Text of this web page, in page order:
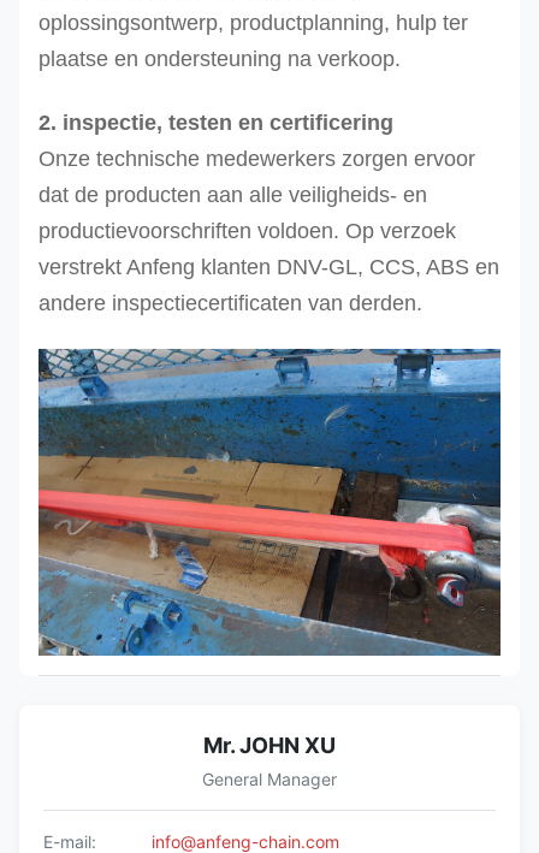
oplossingsontwerp, productplanning, hulp ter
plaatse en ondersteuning na verkoop.
2. inspectie, testen en certificering
Onze technische medewerkers zorgen ervoor
dat de producten aan alle veiligheids- en
productievoorschriften voldoen. Op verzoek
verstrekt Anfeng klanten DNV-GL, CCS, ABS en
andere inspectiecertificaten van derden.
Mr. JOHN XU
General Manager
E-mail:
info@anfeng-chain.com